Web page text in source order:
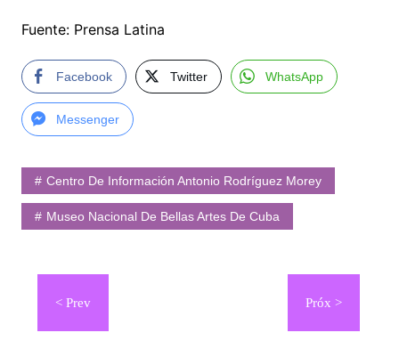
Fuente: Prensa Latina
Facebook Twitter WhatsApp
Messenger
Centro De Información Antonio Rodríguez Morey
Museo Nacional De Bellas Artes De Cuba
Navegación
entradas